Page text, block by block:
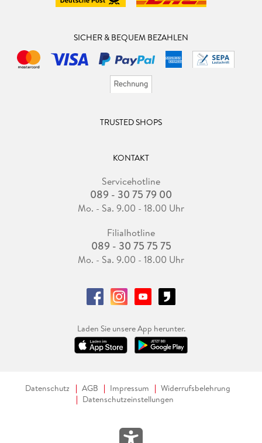
SICHER & BEQUEM BEZAHLEN
TRUSTED SHOPS
KONTAKT
Servicehotline
089 - 30 75 79 00
Mo. - Sa. 9.00 - 18.00 Uhr
Filialhotline
089 - 30 75 75 75
Mo. - Sa. 9.00 - 18.00 Uhr
Laden Sie unsere App herunter.
Datenschutz AGB Impressum
Widerrufsbelehrung
Datenschutzeinstellungen